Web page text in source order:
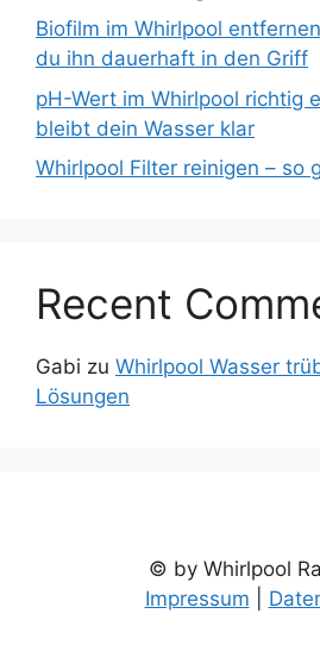
Biofilm im Whirlpool
du ihn dauerhaft in den Griff
pH-Wert im Whirlpool richtig
bleibt dein Wasser klar
Whirlpool Filter reinigen – so
Recent
Gabi zu Whirlpool Wasser
Lösungen
© by Whirlpool
Impressum